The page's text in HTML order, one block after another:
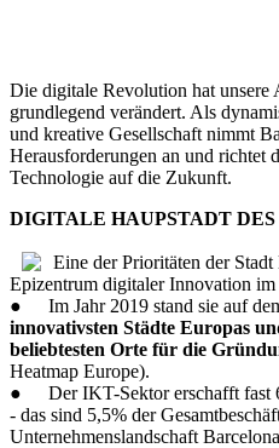
Die digitale Revolution hat unsere
grundlegend verändert. Als
und kreative Gesellschaft nimmt
Herausforderungen an und richtet
Technologie auf die Zukunft.
DIGITALE HAUPSTADT
Eine der Prioritäten der
Epizentrum digitaler Innovation im
●
Im Jahr 2019 stand sie auf
innovativsten Städte Europas
beliebtesten Orte für die
Heatmap Europe).
●
Der IKT-Sektor erschafft fast
- das sind 5,5% der
Unternehmenslandschaft